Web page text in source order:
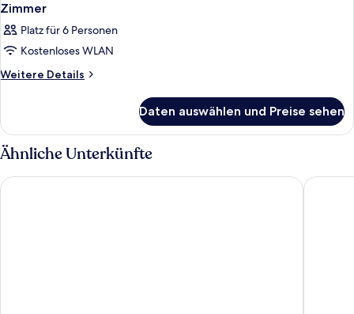
Zimmer
Platz für 6 Personen
Kostenloses WLAN
Weitere Details
Weitere
Daten auswählen und Preise sehen
Ähnliche Unterkünfte
hotel Marquesa Hotel